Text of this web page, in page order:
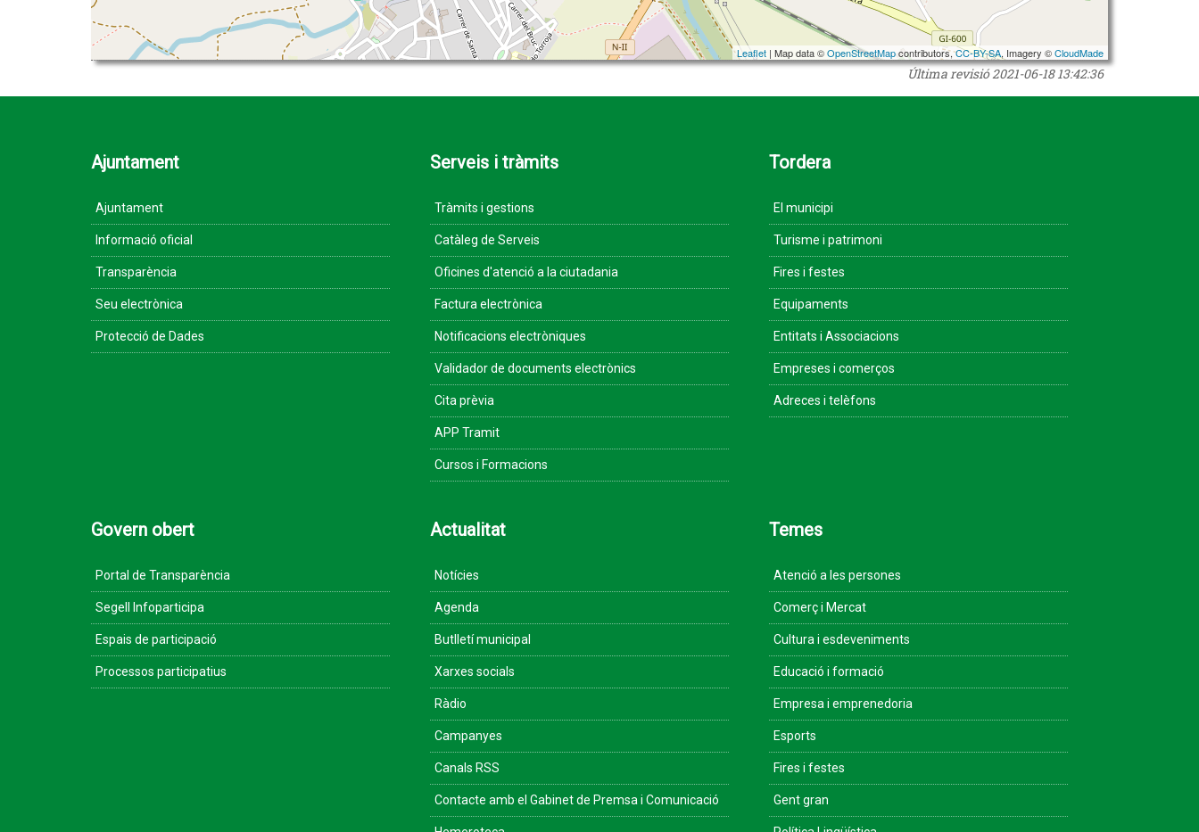
Leaflet | Map data ©OpenStreetMapcontributors,CC-BY-SA, Imagery ©CloudMade
Última revisió2021-06-18 13:42:36
Ajuntament
Ajuntament
Informació oficial
Transparència
Seu electrònica
Protecció de Dades
Serveis i tràmits
Tràmits i gestions
Catàleg de Serveis
Oficines d'atenció a la ciutadania
Factura electrònica
Notificacions electròniques
Validador de documents electrònics
Cita prèvia
APP Tramit
Cursos i Formacions
Tordera
El municipi
Turisme i patrimoni
Fires i festes
Equipaments
Entitats i Associacions
Empreses i comerços
Adreces i telèfons
Govern obert
Portal de Transparència
Segell Infoparticipa
Espais de participació
Processos participatius
Actualitat
Notícies
Agenda
Butlletí municipal
Xarxes socials
Ràdio
Campanyes
Canals RSS
Contacte amb el Gabinet de Premsa i Comunicació
Temes
Atenció a les persones
Comerç i Mercat
Cultura i esdeveniments
Educació i formació
Empresa i emprenedoria
Esports
Fires i festes
Gent gran